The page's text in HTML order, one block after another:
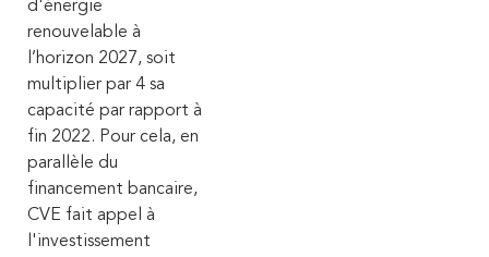
d'énergie
renouvelable à
l’horizon 2027, soit
multiplier par 4 sa
capacité par rapport à
fin 2022. Pour cela, en
parallèle du
financement bancaire,
CVE fait appel à
l'investissement